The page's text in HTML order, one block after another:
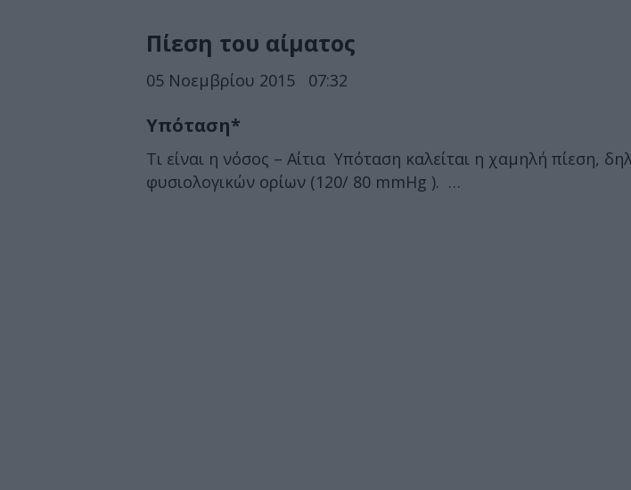
Πίεση του αίματος
05 Νοεμβρίου 2015 07:32
Υπόταση*
Τι είναι η νόσος – Αίτια Υπόταση καλείται η χαμηλή πίεση,
φυσιολογικών ορίων (120/ 80 mmHg ). …